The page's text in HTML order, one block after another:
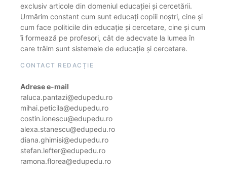
exclusiv articole din domeniul educației și cercetării.
Urmărim constant cum sunt educați copiii noștri, cine și
cum face politicile din educație și cercetare, cine și cum
îi formează pe profesori, cât de adecvate la lumea în
care trăim sunt sistemele de educație și cercetare.
CONTACT REDACȚIE
Adrese e-mail
raluca.pantazi@edupedu.ro
mihai.peticila@edupedu.ro
costin.ionescu@edupedu.ro
alexa.stanescu@edupedu.ro
diana.ghimisi@edupedu.ro
stefan.lefter@edupedu.ro
ramona.florea@edupedu.ro